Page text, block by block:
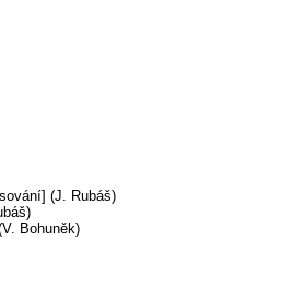
(J. Rubáš)
Bohuněk)